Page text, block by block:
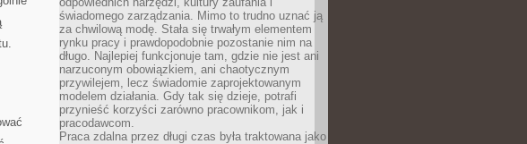
świadomego zarządzania. Mimo to trudno uznać ją
za chwilową modę. Stała się trwałym elementem
rynku pracy i prawdopodobnie pozostanie nim na
długo. Najlepiej funkcjonuje tam, gdzie nie jest ani
narzuconym obowiązkiem, ani chaotycznym
przywilejem, lecz świadomie zaprojektowanym
modelem działania. Gdy tak się dzieje, potrafi
przynieść korzyści zarówno pracownikom, jak i
pracodawcom.
Praca zdalna przez długi czas była traktowana jako